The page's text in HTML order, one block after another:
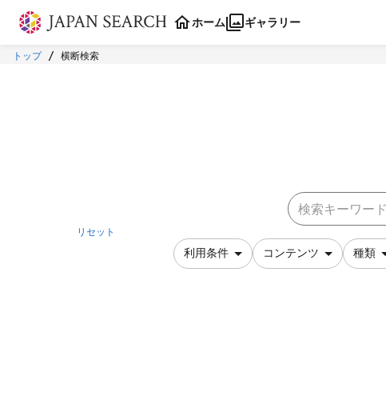
本文に飛ぶ
ホーム ギャラリー
トップ 横断検索
リセット
利用条件 コンテンツ 種類